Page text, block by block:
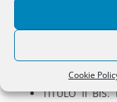
Cookie
TÍTULO I.
necesarias
de un
TÍTULO II